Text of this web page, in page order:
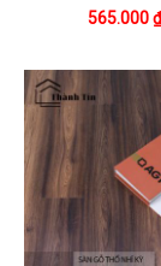
565.000₫